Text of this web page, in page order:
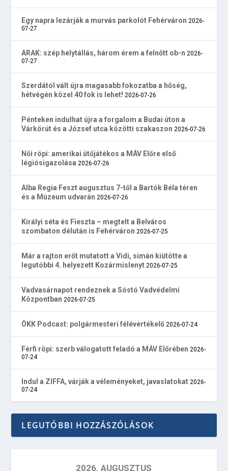
Egy napra lezárják a murvás parkolót Fehérváron 2026-
07-27
ARAK: szép helytállás, három érem a felnőtt ob-n 2026-
07-27
Szerdától vált újra magasabb fokozatba a hőség,
hétvégén közel 40 fok is lehet! 2026-07-26
Pénteken indulhat újra a forgalom a Budai úton a
Várkörút és a József utca közötti szakaszon 2026-07-26
Női röpi: amerikai ütőjátékos a MÁV Előre első
légiósigazolása 2026-07-26
Alba Regia Feszt augusztus 7-től a Bartók Béla téren
és a Múzeum udvarán 2026-07-26
Királyi séta és Fieszta – megtelt a Belváros
szombaton délután is Fehérváron 2026-07-25
Már a rajton erőt mutatott a Vidi, simán kiütötte a
legutóbbi 4. helyezett Kozármislenyt 2026-07-25
Vadvasárnapot rendeznek a Sóstó Vadvédelmi
Központban 2026-07-25
ÖKK Podcast: polgármesteri félévértékelő 2026-07-24
Férfi röpi: szerb válogatott feladó a MÁV Előrében 2026-
07-24
Indul a ZIFFA, várják a véleményeket, javaslatokat 2026-
07-24
LEGUTÓBBI HOZZÁSZÓLÁSOK
2026. AUGUSZTUS